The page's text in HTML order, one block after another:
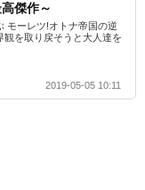
傑作～
モーレツ!オトナ帝国の逆
を取り戻そうと大人達を
2019-05-05 10:11